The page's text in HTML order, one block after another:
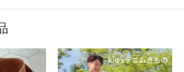
の着物レンタルと 和文化体験を日常の
から